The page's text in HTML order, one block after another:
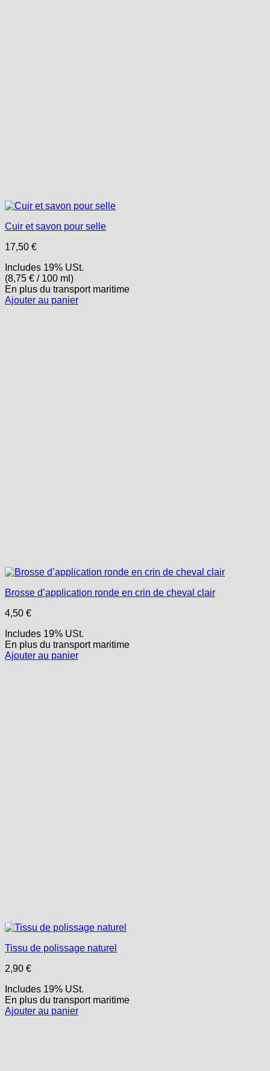
Cuir et savon pour selle
17,50 €
Includes 19% USt.
(8,75 € / 100 ml)
En plus du transportmaritime
Ajouter au panier
Brosse d’application ronde en crin de cheval clair
4,50 €
Includes 19% USt.
En plus du transportmaritime
Ajouter au panier
Tissu de polissage naturel
2,90 €
Includes 19% USt.
En plus du transportmaritime
Ajouter au panier